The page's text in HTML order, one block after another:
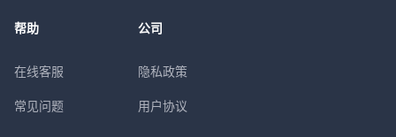
帮助
在线客服
常见问题
公司
隐私政策
用户协议